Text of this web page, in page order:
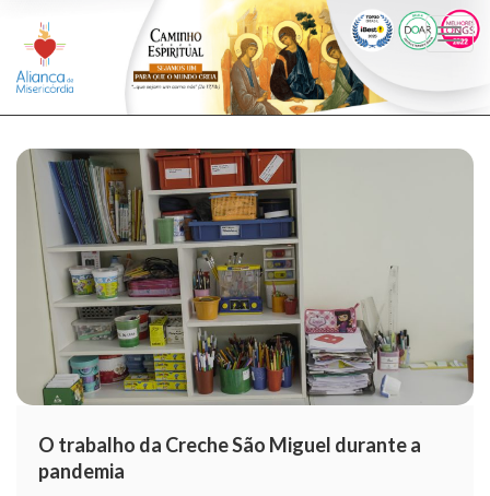
O trabalho da Creche São Miguel durante a
pandemia